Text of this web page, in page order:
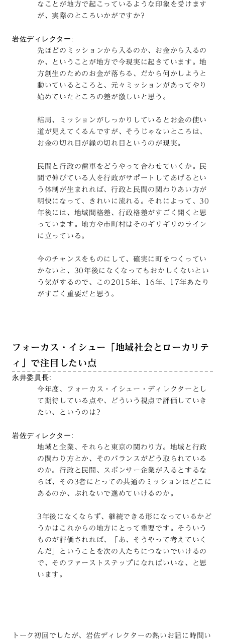
なことが地方で起こっているような印象を受けます
が、実際のところいかがですか?
岩佐ディレクター:
先ほどのミッションから入るのか、お金から入るの
か、ということが地方で今現実に起きています。地
方創生のためのお金が落ちる、だから何かしようと
動いているところと、元々ミッションがあってやり
始めていたところの差が激しいと思う。
結局、ミッションがしっかりしているとお金の使い
道が見えてくるんですが、そうじゃないところは、
お金の切れ目が縁の切れ目というのが現実。
民間と行政の歯車をどうやって合わせていくか。民
間で伸びている人を行政がサポートしてあげるとい
う体制が生まれれば、行政と民間の関わりあい方が
明快になって、きれいに流れる。それによって、30
年後には、地域間格差、行政格差がすごく開くと思
っています。地方や市町村はそのギリギリのライン
に立っている。
今のチャンスをものにして、確実に町をつくってい
かないと、30年後になくなってもおかしくないとい
う気がするので、この2015年、16年、17年あたり
がすごく重要だと思う。
フォーカス・イシュー「地域社会とローカリテ
ィ」で注目したい点
永井委員長:
今年度、フォーカス・イシュー・ディレクターとし
て期待している点や、どういう視点で評価していき
たい、というのは?
岩佐ディレクター:
地域と企業、それらと東京の関わり方。地域と行政
の関わり方とか、そのバランスがどう取られている
のか。行政と民間、スポンサー企業が入るとするな
らば、その3者にとっての共通のミッションはどこに
あるのか、ぶれないで進めていけるのか。
3年後になくならず、継続できる形になっているかど
うかはこれからの地方にとって重要です。そういう
ものが評価されれば、「あ、そうやって考えていく
んだ」ということを次の人たちにつないでいけるの
で、そのファーストステップになればいいな、と思
います。
トーク初回でしたが、岩佐ディレクターの熱いお話に時間い